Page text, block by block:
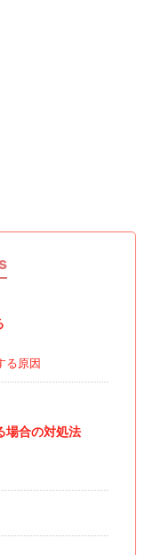
る原因
場合の対処法